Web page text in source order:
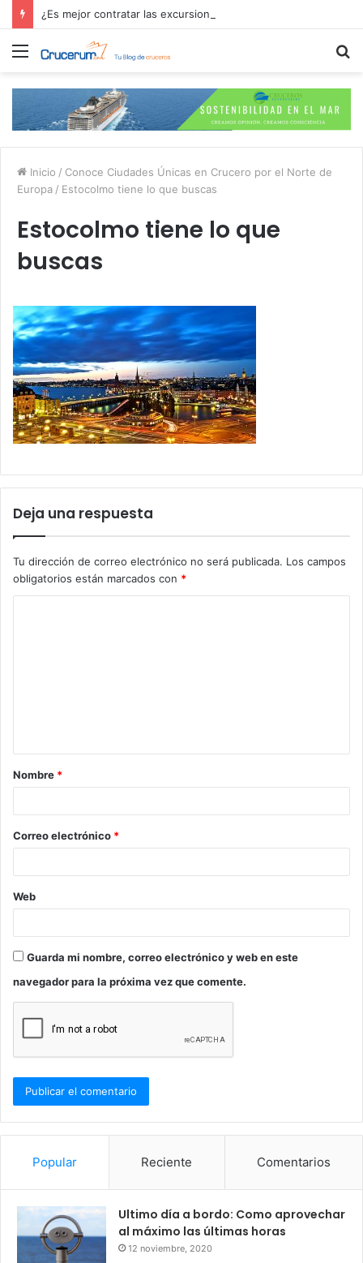
Menú
Inicio / Conoce Ciudades Únicas en Crucero por el Norte de
Europa / Estocolmo tiene lo que buscas
Estocolmo tiene lo que
buscas
Deja una respuesta
Tu dirección de correo electrónico no será publicada. Los campos
obligatorios están marcados con *
a
r
*
Nombre *
Correo electrónico *
Web
Guarda mi nombre, correo electrónico y web en este
navegador para la próxima vez que comente.
Popular Reciente Comentarios
Ultimo día a bordo: Como aprovechar
al máximo las últimas horas
12 noviembre, 2020